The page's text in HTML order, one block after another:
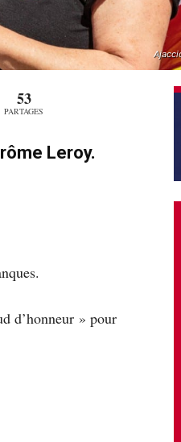
53
PARTAGES
Leroy.
d’honneur » pour